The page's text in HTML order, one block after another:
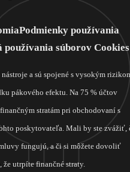
Podmienky používania
používania súborov Cookies
a sú spojené s vysokým
pákového efektu. Na 75 % účtov
stratám pri obchodovaní s
poskytovateľa. Mali by ste zvážiť,
fungujú, a či si môžete dovoliť
utrpíte finančné straty.